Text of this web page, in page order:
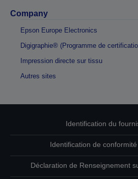
Company
Epson Europe Electronics
Digigraphie® (Programme de
Impression directe sur tissu
Autres sites
Identification du
Identification de
Déclaration de Renseignement